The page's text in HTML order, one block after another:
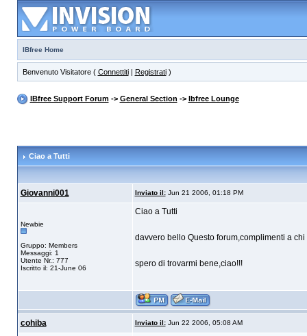
IBfree Home
Benvenuto Visitatore ( Connettiti| Registrati)
IBfree Support Forum-> General Section -> Ibfree Lounge
Ciao a Tutti
Giovanni001 Inviato il:Jun 21 2006, 01:18 PM
Newbie
Gruppo: Members
Messaggi: 1
Utente Nr.: 777
Iscritto il: 21-June 06
Ciao a Tutti
davvero bello Questo forum,complimenti a chi
spero di trovarmi bene,ciao!!!
cohiba Inviato il:Jun 22 2006, 05:08 AM